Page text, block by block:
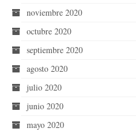
noviembre 2020
octubre 2020
septiembre 2020
agosto 2020
julio 2020
junio 2020
mayo 2020